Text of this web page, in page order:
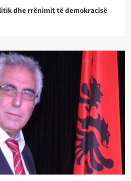
dhe rrënimit të demokracisë